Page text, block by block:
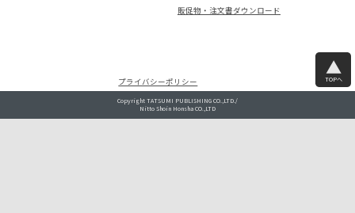
販促物・注文書ダウンロード
プライバシーポリシー TOPへ
Copyright TATSUMI PUBLISHING CO.,LTD./
Nitto Shoin Honsha CO.,LTD